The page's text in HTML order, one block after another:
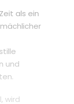
als ein
und
wird